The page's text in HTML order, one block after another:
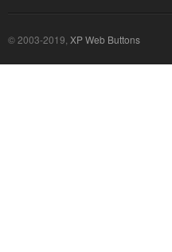
© 2003-2019, XP Web Buttons